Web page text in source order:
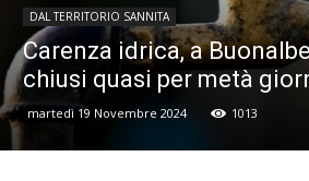
DAL TERRITORIO SANNITA
Carenza idrica, a
chiusi quasi per metà
martedì 19 Novembre 2024 1013